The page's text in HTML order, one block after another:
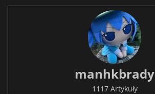
manhkbrady
1117 Artykuły